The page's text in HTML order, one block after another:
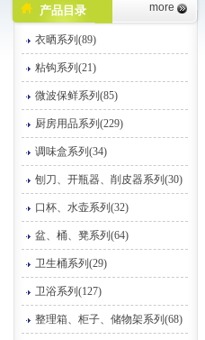
产品目录 more
衣晒系列(89)
粘钩系列(21)
微波保鲜系列(85)
厨房用品系列(229)
调味盒系列(34)
刨刀、开瓶器、削皮器系列(30)
口杯、水壶系列(32)
盆、桶、凳系列(64)
卫生桶系列(29)
卫浴系列(127)
整理箱、柜子、储物架系列(68)